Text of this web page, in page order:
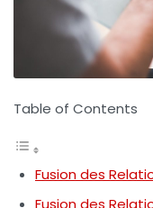
Table of Contents
Fusion des
Fusion des